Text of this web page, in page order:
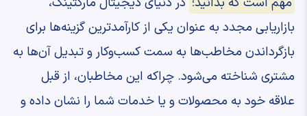
بازاریابی مجدد به عنوان یکی از کارآمدترین گزینه‌ها برای
بازگرداندن مخاطب‌ها به سمت کسب‌وکار و تبدیل آن‌ها به
مشتری شناخته می‌شود. چراکه این مخاطبان، از قبل
علاقه خود به محصولات و یا خدمات شما را نشان داده و